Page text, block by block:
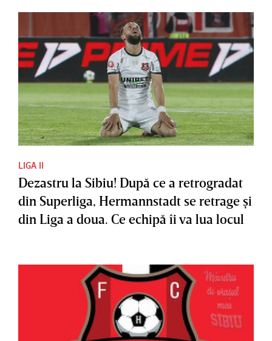
LIGA II
Dezastru la Sibiu! După ce a retrogradat
din Superliga, Hermannstadt se retrage şi
din Liga a doua. Ce echipă îi va lua locul